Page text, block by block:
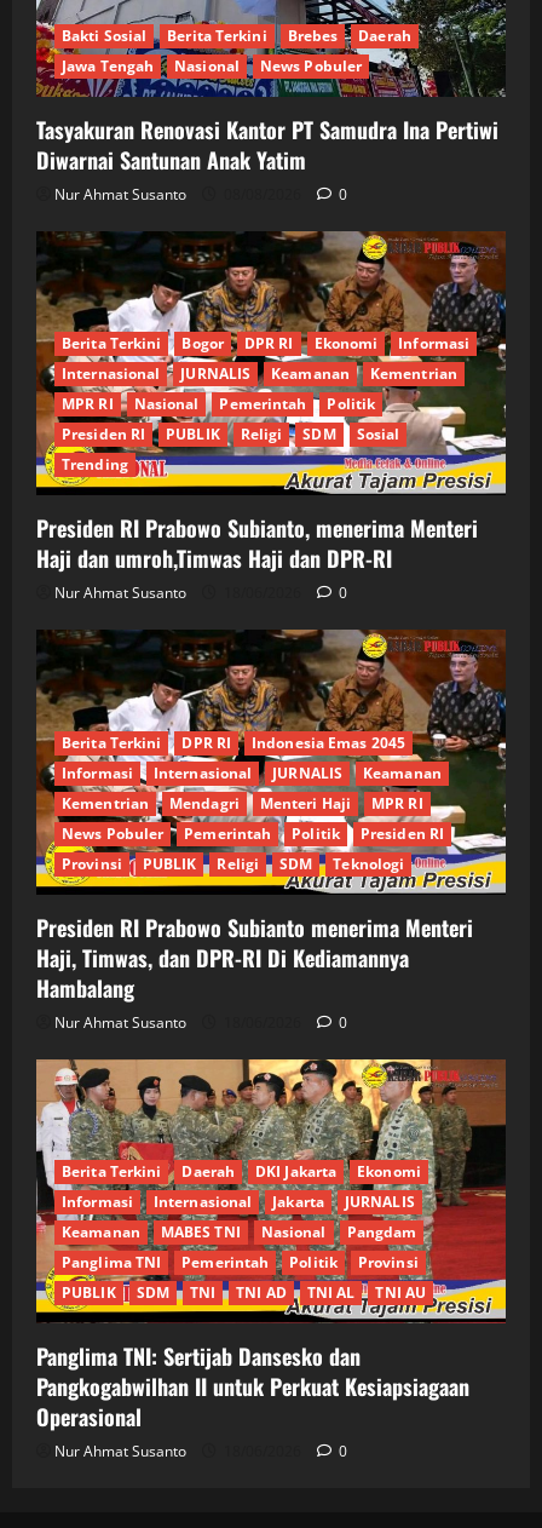
Bakti Sosial Berita Terkini Brebes
Daerah
Jawa Tengah
Nasional News Pobuler
Tasyakuran Renovasi Kantor PT Samudra Ina Pertiwi
Diwarnai Santunan Anak Yatim
Nur Ahmat Susanto 0
Berita Terkini Bogor DPR RI Ekonomi
Informasi
Internasional
JURNALIS Keamanan
Kementrian
MPR RI
Nasional Pemerintah
Politik
Presiden RI
PUBLIK Religi SDM
Sosial
Trending
Presiden RI Prabowo Subianto, menerima Menteri
Haji dan umroh,Timwas Haji dan DPR-RI
Nur Ahmat Susanto 0
Berita Terkini DPR RI
Indonesia Emas 2045
Informasi
Internasional JURNALIS
Keamanan
Kementrian
Mendagri Menteri Haji
MPR RI
News Pobuler
Pemerintah Politik
Presiden RI
Provinsi
PUBLIK Religi SDM Teknologi
Presiden RI Prabowo Subianto menerima Menteri
Haji, Timwas, dan DPR-RI Di Kediamannya
Hambalang
Nur Ahmat Susanto 0
Berita Terkini Daerah DKI Jakarta
Ekonomi
Informasi
Internasional Jakarta
JURNALIS
Keamanan
MABES TNI Nasional
Pangdam
Panglima TNI
Pemerintah Politik
Provinsi
PUBLIK
SDM TNI TNI AD TNI AL TNI AU
Panglima TNI: Sertijab Dansesko dan
Pangkogabwilhan II untuk Perkuat Kesiapsiagaan
Operasional
Nur Ahmat Susanto 0